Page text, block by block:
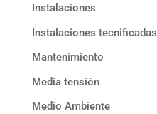
Instalaciones
Instalaciones tecnificadas
Mantenimiento
Media tensión
Medio Ambiente